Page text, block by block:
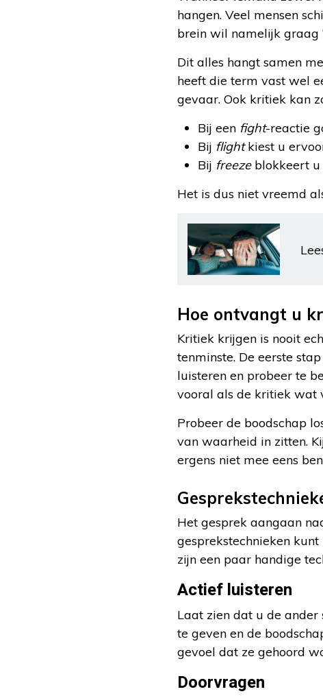
hangen. Veel mensen
brein wil namelijk graag
Dit alles hangt samen
heeft die term vast wel
gevaar. Ook kritiek kan
Bij een fight-reactie
Bij flightkiest u
Bij freezeblokkeert u
Het is dus niet vreemd
Hoe ontvangt u
Kritiek krijgen is nooit
tenminste. De eerste
luisteren en probeer te
vooral als de kritiek wat
Probeer de boodschap
van waarheid in zitten.
ergens niet mee eens
Het gesprek aangaan
gesprekstechnieken
zijn een paar handige
Actief luisteren
Laat zien dat u de
te geven en de
gevoel dat ze gehoord
Doorvragen